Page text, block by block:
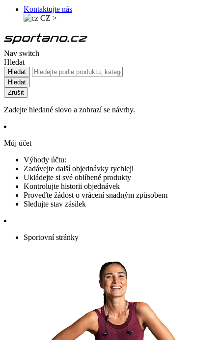
Kontaktujte nás
CZ >
Nav switch
Hledat
Hledat
Hledat
Zrušit
Zadejte hledané slovo a zobrazí se návrhy.
Můj účet
Výhody účtu:
Zadávejte další objednávky rychleji
Ukládejte si své oblíbené produkty
Kontrolujte historii objednávek
Proveďte žádost o vrácení snadným způsobem
Sledujte stav zásilek
Sportovní stránky